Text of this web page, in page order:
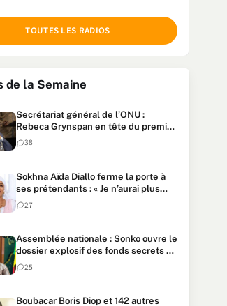
TOUTES LES RADIOS
de la Semaine
Secrétariat général de l’ONU :
Rebeca Grynspan en tête du premier
vote, Macky Sall pointe à la 5ᵉ place
38
Sokhna Aïda Diallo ferme la porte à
ses prétendants : « Je n’aurai plus
jamais un autre mari »
27
Assemblée nationale : Sonko ouvre le
dossier explosif des fonds secrets et
du patrimoine présidentiel
25
Boubacar Boris Diop et 142 autres